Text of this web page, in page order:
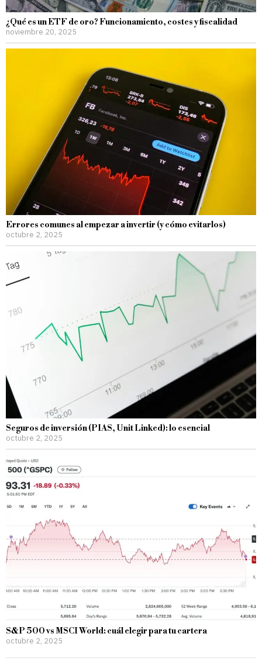
¿Qué es un ETF de oro? Funcionamiento, costes y fiscalidad
noviembre 20, 2025
Errores comunes al empezar a invertir (y cómo evitarlos)
octubre 2, 2025
Seguros de inversión (PIAS, Unit Linked): lo esencial
octubre 2, 2025
S&P 500 vs MSCI World: cuál elegir para tu cartera
octubre 2, 2025